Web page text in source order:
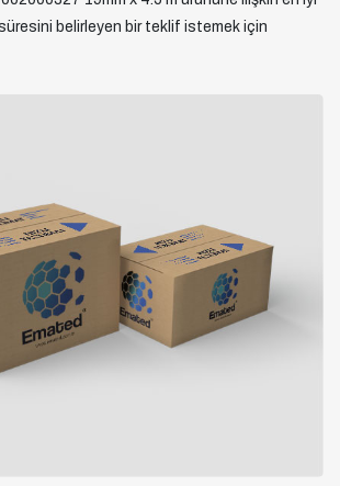
belirleyen bir teklif istemek için